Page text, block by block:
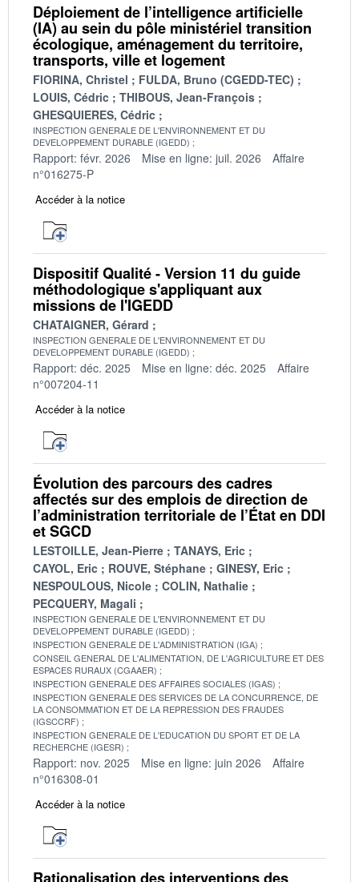
Déploiement de l’intelligence artificielle
(IA) au sein du pôle ministériel transition
écologique, aménagement du territoire,
transports, ville et logement
FIORINA, Christel
FULDA, Bruno (CGEDD-TEC)
LOUIS, Cédric
THIBOUS, Jean-François
GHESQUIERES, Cédric
INSPECTION GENERALE DE L'ENVIRONNEMENT ET DU
DEVELOPPEMENT DURABLE (IGEDD)
Rapport: févr. 2026 Mise en ligne: juil. 2026
Affaire
n°016275-P
Accéder à la notice
Dispositif Qualité - Version 11 du guide
méthodologique s'appliquant aux
missions de l'IGEDD
CHATAIGNER, Gérard
INSPECTION GENERALE DE L'ENVIRONNEMENT ET DU
DEVELOPPEMENT DURABLE (IGEDD)
Rapport: déc. 2025 Mise en ligne: déc. 2025
Affaire
n°007204-11
Accéder à la notice
Évolution des parcours des cadres
affectés sur des emplois de direction de
l’administration territoriale de l’État en DDI
et SGCD
LESTOILLE, Jean-Pierre
TANAYS, Eric
CAYOL, Eric
ROUVE, Stéphane
GINESY, Eric
NESPOULOUS, Nicole
COLIN, Nathalie
PECQUERY, Magali
INSPECTION GENERALE DE L'ENVIRONNEMENT ET DU
DEVELOPPEMENT DURABLE (IGEDD)
INSPECTION GENERALE DE L'ADMINISTRATION (IGA)
CONSEIL GENERAL DE L'ALIMENTATION, DE L'AGRICULTURE ET DES
ESPACES RURAUX (CGAAER)
INSPECTION GENERALE DES AFFAIRES SOCIALES (IGAS)
INSPECTION GENERALE DES SERVICES DE LA CONCURRENCE, DE
LA CONSOMMATION ET DE LA REPRESSION DES FRAUDES
(IGSCCRF)
INSPECTION GENERALE DE L'EDUCATION DU SPORT ET DE LA
RECHERCHE (IGESR)
Rapport: nov. 2025 Mise en ligne: juin 2026
Affaire
n°016308-01
Accéder à la notice